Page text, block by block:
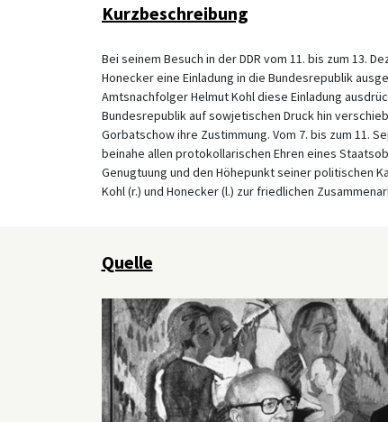
Kurzbeschreibung
Bei seinem Besuch in der DDR vom 11. bis zum 13.
Honecker eine Einladung in die Bundesrepublik
Amtsnachfolger Helmut Kohl diese Einladung
Bundesrepublik auf sowjetischen Druck hin
Gorbatschow ihre Zustimmung. Vom 7. bis zum 11.
beinahe allen protokollarischen Ehren eines
Genugtuung und den Höhepunkt seiner politischen
Kohl (r.) und Honecker (l.) zur friedlichen
Quelle